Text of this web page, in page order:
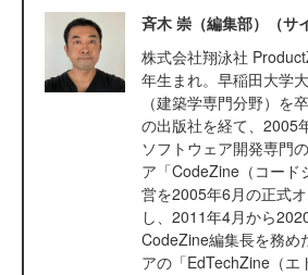
斉木 崇（編集部）（サ
株式会社翔泳社
年生まれ。早稲田大学
（建築学専門分野）を
の出版社を経て、2005
ソフトウェア開発専門
ア「CodeZine（コード
営を2005年6月の正式
し、2011年4月から
CodeZine編集長を務め
アの「EdTechZine（エ